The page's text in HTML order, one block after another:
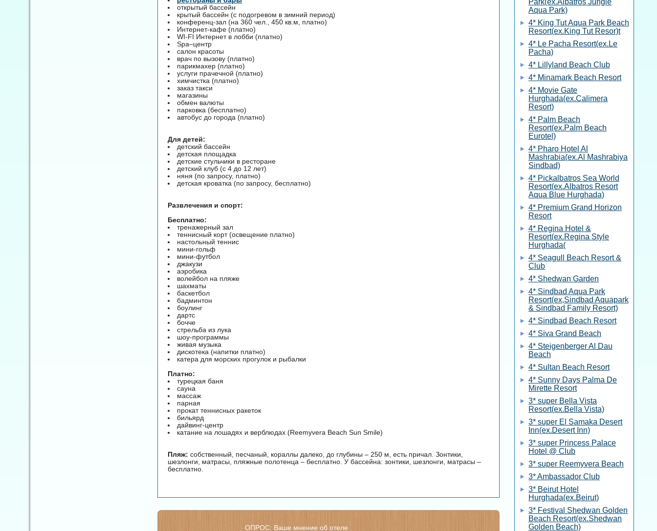
открытый бассейн
крытый бассейн (с подогревом в зимний период)
конференц-зал (на 360 чел., 450 кв.м, платно)
Интернет-кафе (платно)
WI-FI Интернет в лобби (платно)
Spa–центр
салон красоты
врач по вызову (платно)
парикмахер (платно)
услуги прачечной (платно)
химчистка (платно)
заказ такси
магазины
обмен валюты
парковка (бесплатно)
автобус до города (платно)
Для детей:
детский бассейн
детская площадка
детские стульчики в ресторане
детский клуб (с 4 до 12 лет)
няня (по запросу, платно)
детская кроватка (по запросу, бесплатно)
Развлечения и спорт:
Бесплатно:
тренажерный зал
теннисный корт (освещение платно)
настольный теннис
мини-гольф
мини-футбол
джакузи
аэробика
волейбол на пляже
шахматы
баскетбол
бадминтон
боулинг
дартс
бочче
стрельба из лука
шоу-программы
живая музыка
дискотека (напитки платно)
катера для морских прогулок и рыбалки
Платно:
турецкая баня
сауна
массаж
парная
прокат теннисных ракеток
бильярд
дайвинг-центр
катание на лошадях и верблюдах (Reemyvera Beach Sun Smile)
Пляж: собственный, песчаный, кораллы далеко, до глубины – 250 м, есть причал. Зонтики,
шезлонги, матрасы, пляжные полотенца – бесплатно. У бассейна: зонтики, шезлонги, матрасы –
бесплатно.
ОПРОС: Ваше мнение об отеле
Park(ex.Albatros Jungle
Aqua Park)
4* King Tut Aqua Park Beach
Resort(ex.King Tut Resor)t
4* Le Pacha Resort(ex.Le
Pacha)
4* Lillyland Beach Club
4* Minamark Beach Resort
4* Movie Gate
Hurghada(ex.Calimera
Resort)
4* Palm Beach
Resort(ex.Palm Beach
Eurotel)
4* Pharo Hotel Al
Mashrabia(ex.Al Mashrabiya
Sindbad)
4* Pickalbatros Sea World
Resort(ex.Albatros Resort
Aqua Blue Hurghada)
4* Premium Grand Horizon
Resort
4* Regina Hotel &
Resort(ex.Regina Style
Hurghada(
4* Seagull Beach Resort &
Club
4* Shedwan Garden
4* Sindbad Aqua Park
Resort(ex,Sindbad Aquapark
& Sindbad Family Resort)
4* Sindbad Beach Resort
4* Siva Grand Beach
4* Steigenberger Al Dau
Beach
4* Sultan Beach Resort
4* Sunny Days Palma De
Mirette Resort
3* super Bella Vista
Resort(ex.Bella Vista)
3* super El Samaka Desert
Inn(ex.Desert Inn)
3* super Princess Palace
Hotel @ Club
3* super Reemyvera Beach
3* Ambassador Club
3* Beirut Hotel
Hurghada(ex.Beirut)
3* Festival Shedwan Golden
Beach Resort(ex.Shedwan
Golden Beach)